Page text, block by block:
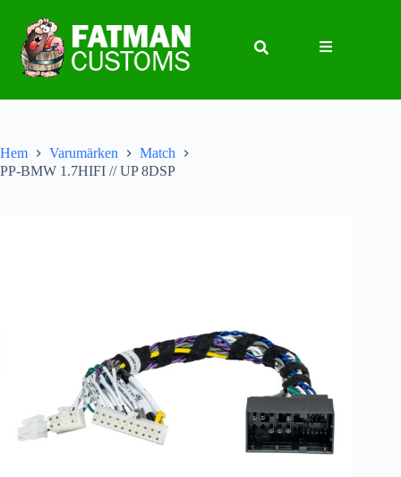
Hem Varumärken
Match
PP-BMW 1.7HIFI // UP 8DSP